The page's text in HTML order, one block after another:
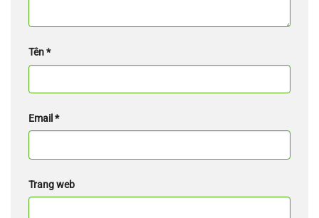
Tên*
Email *
Trang web